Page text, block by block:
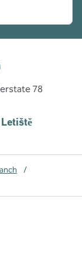
78
Letiště
/